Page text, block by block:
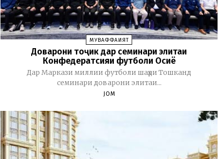
МУВАФФАҚИЯТ
Доварони тоҷик дар семинари элитаи
Конфедератсияи футболи Осиё
Дар Маркази миллии футболи шаҳри Тошканд
семинари доварони элитаи...
JOM